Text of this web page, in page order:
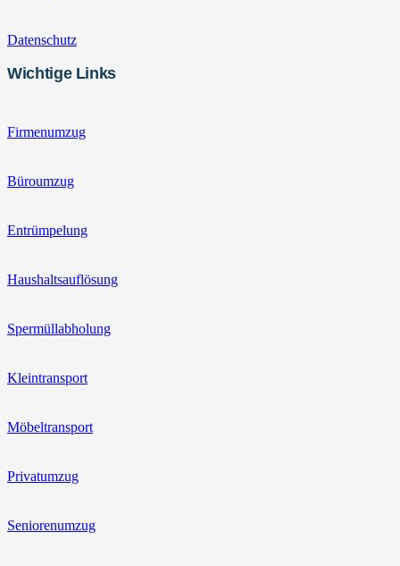
Datenschutz
Wichtige Links
Firmenumzug
Büroumzug
Entrümpelung
Haushaltsauflösung
Spermüllabholung
Kleintransport
Möbeltransport
Privatumzug
Seniorenumzug